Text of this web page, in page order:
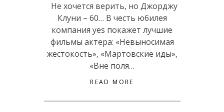
Не хочется верить, но Джорджу
Клуни – 60… В честь юбилея
компания yes покажет лучшие
фильмы актера: «Невыносимая
жестокость», «Мартовские иды»,
«Вне поля…
READ MORE